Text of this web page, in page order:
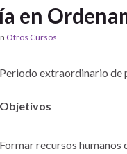
en
Otros Cursos
Periodo extraordinario de
Objetivos
Formar recursos